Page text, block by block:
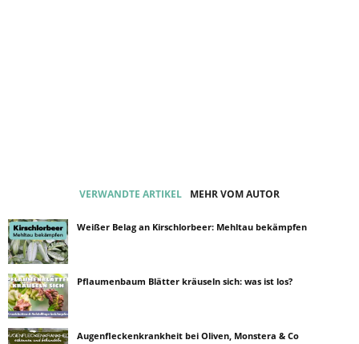
VERWANDTE ARTIKEL MEHR VOM AUTOR
Weißer Belag an Kirschlorbeer: Mehltau bekämpfen
Pflaumenbaum Blätter kräuseln sich: was ist los?
Augenfleckenkrankheit bei Oliven, Monstera & Co